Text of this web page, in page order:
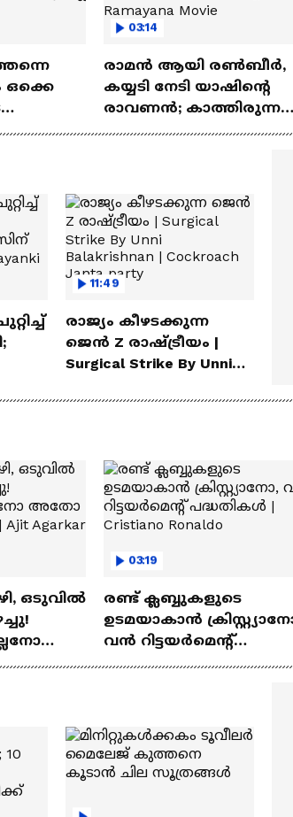
ഒക്കെ
03:14
രാമന്‍ ആയി രൺബീർ,
കയ്യടി നേടി യാഷിന്റെ
രാവണൻ; കാത്തിരുന്ന
രാമായണ ട്രെയിലർ
11:49
രാജ്യം കീഴടക്കുന്ന
ജെന്‍ Z രാഷ്ട്രീയം |
Surgical Strike By Unni
Janta party
ഒടുവില്‍
|
03:19
രണ്ട്‌ ക്ലബ്ബുകളുടെ
ഉടമയാകാന്‍
വന്‍ റിട്ടയര്‍മെന്റ്‌
പദ്ധതികള്‍ | Cristiano